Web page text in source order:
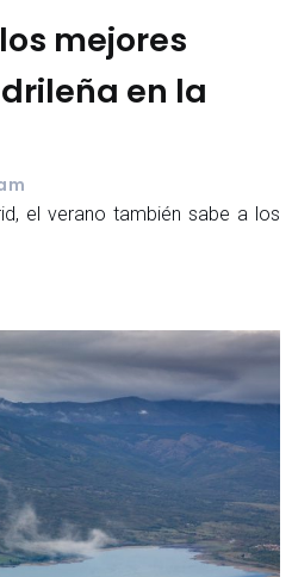
mejores
en la
el verano también sabe a los